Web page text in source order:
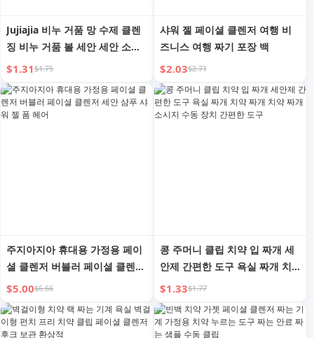
Jujiajia 비누 거품 망 수제 클렌
징 비누 거품 볼 세안 세안 소형
폼 비누 접시 가방
$1.31$1.75
샤워 젤 페이셜 클렌저 여행 비
즈니스 여행 짜기 포장 백
$2.03$2.71
주지아지아 휴대용 가정용 페이
셜 클렌저 버블러 페이셜 클렌저
세안 샴푸 샤워 젤 폼 헤어
$5.00$6.66
콩 주머니 클립 치약 입 짜개 세
안제 간편한 도구 욕실 짜개 치
약 짜개 치약 짜개 소시지 수동
장치 간편한 도구
$1.33$1.77